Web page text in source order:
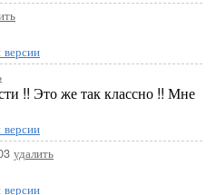
!! Это же так классно !! Мне
удалить